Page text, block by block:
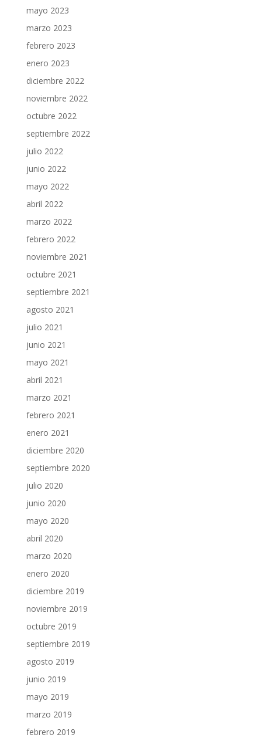
mayo 2023
marzo 2023
febrero 2023
enero 2023
diciembre 2022
noviembre 2022
octubre 2022
septiembre 2022
julio 2022
junio 2022
mayo 2022
abril 2022
marzo 2022
febrero 2022
noviembre 2021
octubre 2021
septiembre 2021
agosto 2021
julio 2021
junio 2021
mayo 2021
abril 2021
marzo 2021
febrero 2021
enero 2021
diciembre 2020
septiembre 2020
julio 2020
junio 2020
mayo 2020
abril 2020
marzo 2020
enero 2020
diciembre 2019
noviembre 2019
octubre 2019
septiembre 2019
agosto 2019
junio 2019
mayo 2019
marzo 2019
febrero 2019